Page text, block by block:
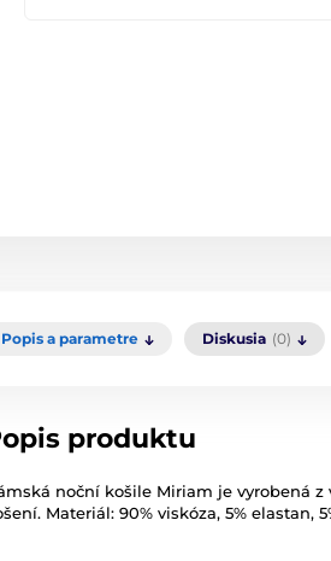
Popis a parametre Diskusia (0)
produktu
noční košile Miriam je vyrobená
Materiál: 90% viskóza, 5% elastan,